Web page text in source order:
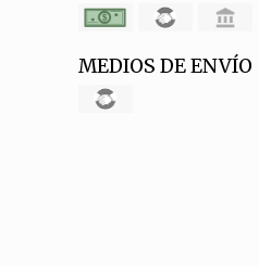
MEDIOS DE ENVÍO